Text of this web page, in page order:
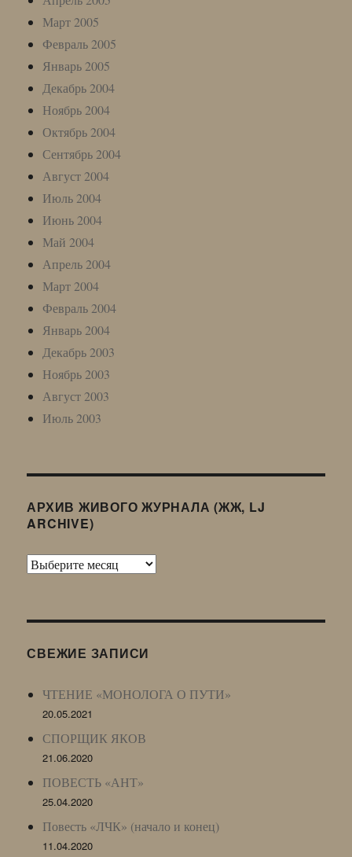
Март 2005
Февраль 2005
Январь 2005
Декабрь 2004
Ноябрь 2004
Октябрь 2004
Сентябрь 2004
Август 2004
Июль 2004
Июнь 2004
Май 2004
Апрель 2004
Март 2004
Февраль 2004
Январь 2004
Декабрь 2003
Ноябрь 2003
Август 2003
Июль 2003
АРХИВ ЖИВОГО ЖУРНАЛА (ЖЖ, LJ
ARCHIVE)
Архив
LJ
СВЕЖИЕ ЗАПИСИ
ЧТЕНИЕ «МОНОЛОГА О ПУТИ»
20.05.2021
СПОРЩИК ЯКОВ
21.06.2020
ПОВЕСТЬ «АНТ»
25.04.2020
Повесть «ЛЧК» (начало и конец)
11.04.2020